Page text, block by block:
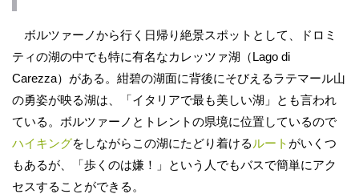
ボルツァーノから行く日帰り絶景スポットとして、ドロミ
ティの湖の中でも特に有名なカレッツァ湖（Lago di
Carezza）がある。紺碧の湖面に背後にそびえるラテマール山
の勇姿が映る湖は、「イタリアで最も美しい湖」とも言われ
ている。ボルツァーノとトレントの県境に位置しているので
ハイキングをしながらこの湖にたどり着ける ルート がいくつ
もあるが、「歩くのは嫌！」という人でもバスで簡単にアク
セスすることができる。